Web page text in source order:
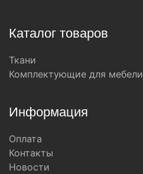
Каталог товаров
Ткани
Комплектующие для мебели
Информация
Оплата
Контакты
Новости